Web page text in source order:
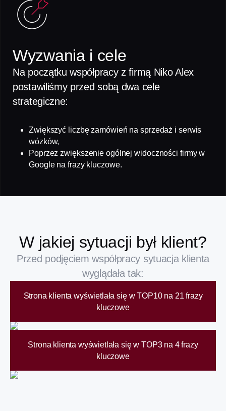
Wyzwania i cele
Na początku współpracy z firmą Niko Alex
postawiliśmy przed sobą dwa cele
strategiczne:
Zwiększyć liczbę zamówień na sprzedaż i serwis
wózków,
Poprzez zwiększenie ogólnej widoczności firmy w
Google na frazy kluczowe.
W jakiej sytuacji był klient?
Przed podjęciem współpracy sytuacja klienta
wyglądała tak:
Strona klienta wyświetlała się w TOP10 na 21 frazy
kluczowe
Strona klienta wyświetlała się w TOP3 na 4 frazy
kluczowe